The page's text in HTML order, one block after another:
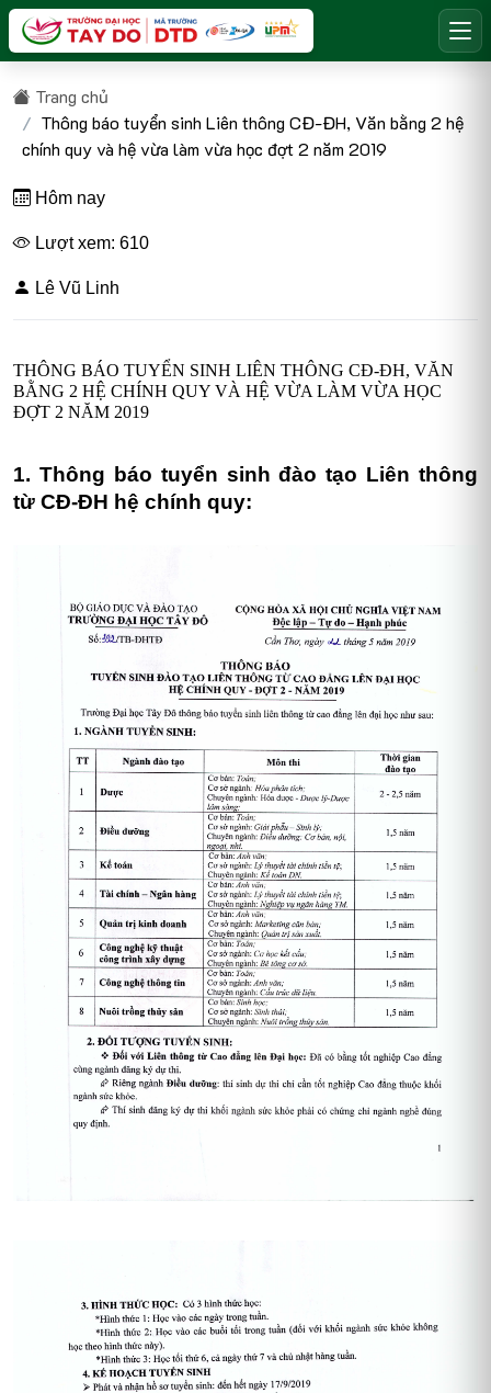
Trang chủ
Thông báo tuyển sinh Liên thông CĐ-ĐH, Văn bằng 2 hệ
chính quy và hệ vừa làm vừa học đợt 2 năm 2019
Hôm nay
Lượt xem: 610
Lê Vũ Linh
THÔNG BÁO TUYỂN SINH LIÊN THÔNG CĐ-ĐH, VĂN
BẰNG 2 HỆ CHÍNH QUY VÀ HỆ VỪA LÀM VỪA HỌC
ĐỢT 2 NĂM 2019
1. Thông báo tuyển sinh đào tạo Liên thông
từ CĐ-ĐH hệ chính quy: